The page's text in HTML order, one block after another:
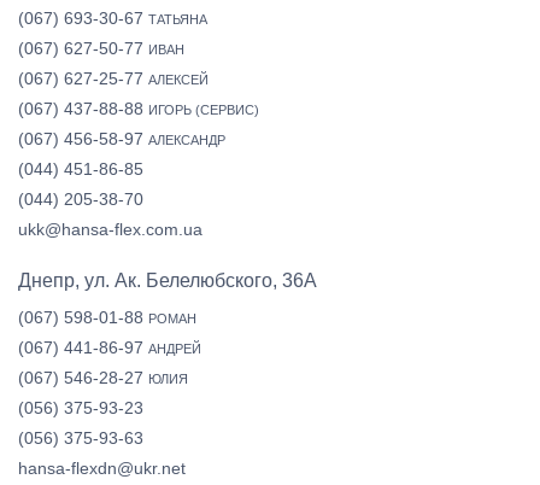
(067) 693-30-67 ТАТЬЯНА
(067) 627-50-77 ИВАН
(067) 627-25-77 АЛЕКСЕЙ
(067) 437-88-88 ИГОРЬ (СЕРВИС)
(067) 456-58-97 АЛЕКСАНДР
(044) 451-86-85
(044) 205-38-70
ukk@hansa-flex.com.ua
Днепр, ул. Ак. Белелюбского, 36А
(067) 598-01-88 РОМАН
(067) 441-86-97 АНДРЕЙ
(067) 546-28-27 ЮЛИЯ
(056) 375-93-23
(056) 375-93-63
hansa-flexdn@ukr.net